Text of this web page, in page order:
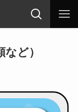
ど）